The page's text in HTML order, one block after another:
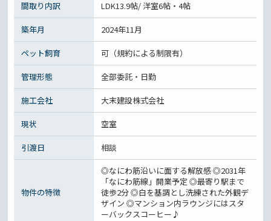
間取り内訳 LDK13.9帖/ 洋室6帖・4帖
築年月 2024年11月
ペット飼育 可（規約による制限有）
管理形態 全部委託・日勤
施工会社 大末建設株式会社
現状 空室
引渡日 相談
物件の特徴
◎なにわ筋沿いに面する解放感 ◎2031年
「なにわ筋線」開業予定 ◎最寄り駅まで
徒歩2分 ◎白を基調とし洗練された外観デ
ザイン ◎マンション内ラウンジにはスタ
ーバックスコーヒー♪